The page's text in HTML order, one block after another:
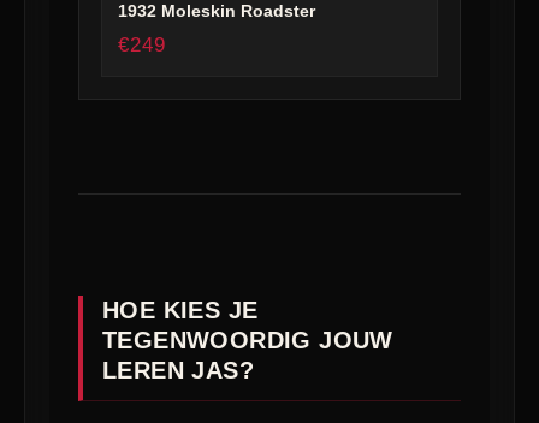
1932 Moleskin Roadster
€249
HOE KIES JE
TEGENWOORDIG JOUW
LEREN JAS?